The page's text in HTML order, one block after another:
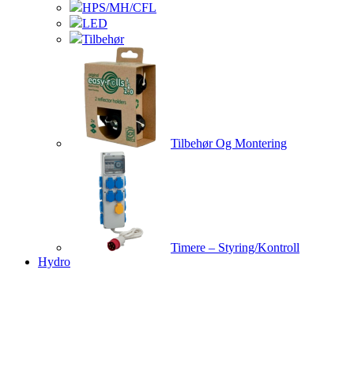
HPS/MH/CFL
LED
Tilbehør
Tilbehør Og Montering
Timere – Styring/Kontroll
Hydro